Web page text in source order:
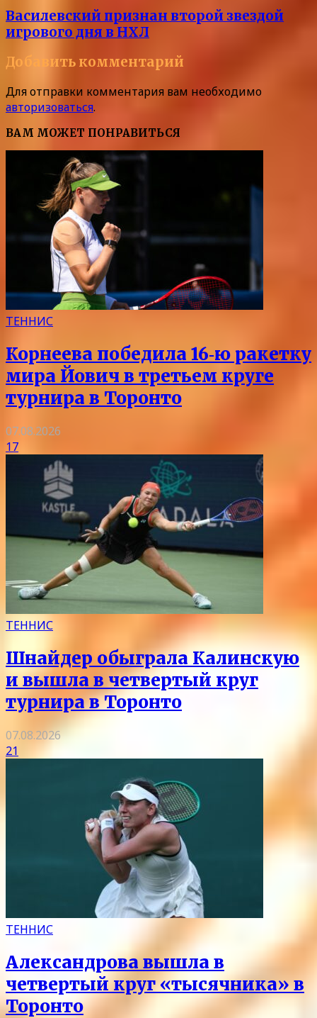
Василевский признан второй звездой
игрового дня в НХЛ
Добавить комментарий
Для отправки комментария вам необходимо
авторизоваться.
ВАМ МОЖЕТ ПОНРАВИТЬСЯ
ТЕННИС
Корнеева победила 16‑ю ракетку
мира Йович в третьем круге
турнира в Торонто
07.08.2026
17
ТЕННИС
Шнайдер обыграла Калинскую
и вышла в четвертый круг
турнира в Торонто
07.08.2026
21
ТЕННИС
Александрова вышла в
четвертый круг «тысячника» в
Торонто